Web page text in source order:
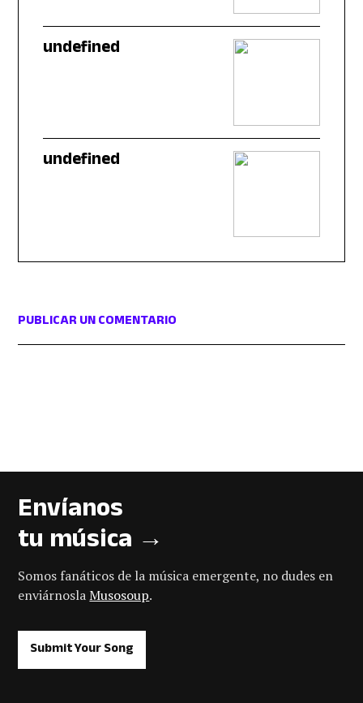
undefined
undefined
PUBLICAR UN COMENTARIO
Envíanos
tu música →
Somos fanáticos de la música emergente, no dudes en
enviárnoslaMusosoup.
Submit Your Song